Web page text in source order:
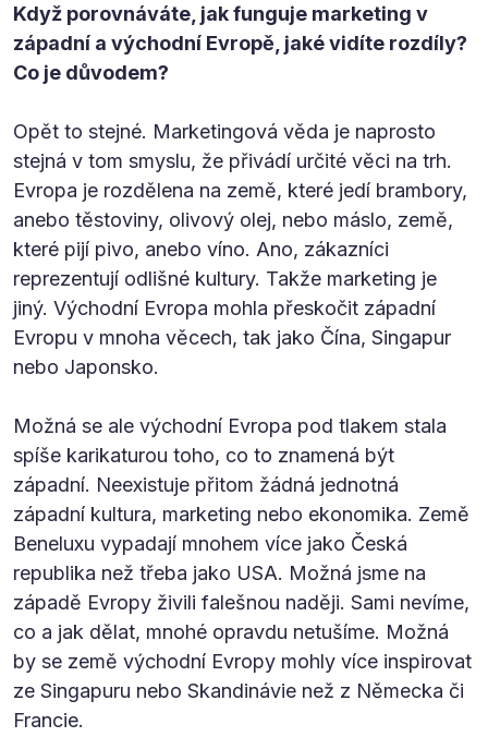
Když porovnáváte, jak funguje marketing v
západní a východní Evropě, jaké vidíte rozdíly?
Co je důvodem?
Opět to stejné. Marketingová věda je naprosto
stejná v tom smyslu, že přivádí určité věci na trh.
Evropa je rozdělena na země, které jedí brambory,
anebo těstoviny, olivový olej, nebo máslo, země,
které pijí pivo, anebo víno. Ano, zákazníci
reprezentují odlišné kultury. Takže marketing je
jiný. Východní Evropa mohla přeskočit západní
Evropu v mnoha věcech, tak jako Čína, Singapur
nebo Japonsko.
Možná se ale východní Evropa pod tlakem stala
spíše karikaturou toho, co to znamená být
západní. Neexistuje přitom žádná jednotná
západní kultura, marketing nebo ekonomika. Země
Beneluxu vypadají mnohem více jako Česká
republika než třeba jako USA. Možná jsme na
západě Evropy živili falešnou naději. Sami nevíme,
co a jak dělat, mnohé opravdu netušíme. Možná
by se země východní Evropy mohly více inspirovat
ze Singapuru nebo Skandinávie než z Německa či
Francie.